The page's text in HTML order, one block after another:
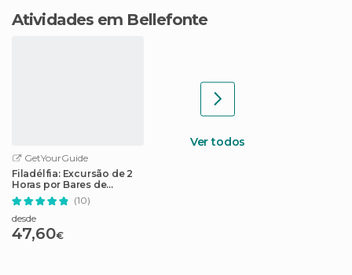
Atividades em Bellefonte
GetYourGuide
Filadélfia: Excursão de 2
Horas por Bares de
Cerveja
(10)
desde
47,60€
Ver todos